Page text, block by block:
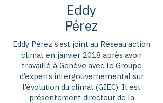
plus riches suffiront-elles à
atténuer les émissions des pays
du Sud global ?
Venez vous outiller pour
comprendre tous les enjeux de la
finance climatique internationale
Eddy
Pérez
Eddy Pérez s’est joint au Réseau action
climat en janvier 2018 après avoir
travaillé à Genève avec le Groupe
d’experts intergouvernemental sur
l’évolution du climat (GIEC). Il est
présentement directeur de la